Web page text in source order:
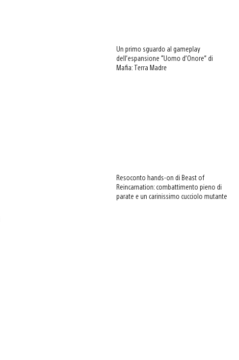
Un primo sguardo al gameplay
dell’espansione “Uomo d’Onore” di
Mafia: Terra Madre
Resoconto hands-on di Beast of
Reincarnation: combattimento pieno di
parate e un carinissimo cucciolo mutante